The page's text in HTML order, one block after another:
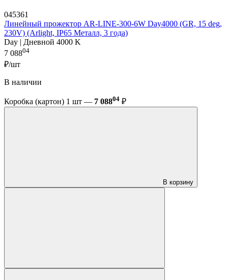
045361
Линейный прожектор AR-LINE-300-6W Day4000 (GR, 15 deg,
230V) (Arlight, IP65 Металл, 3 года)
Day | Дневной 4000 K
7 08804
₽/шт
В наличии
Коробка (картон) 1 шт — 7 08804 ₽
В корзину